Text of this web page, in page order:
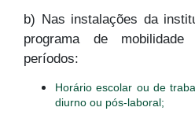
b) Nas instalações da
programa de
períodos:
Horário escolar ou de
diurno ou pós-laboral;